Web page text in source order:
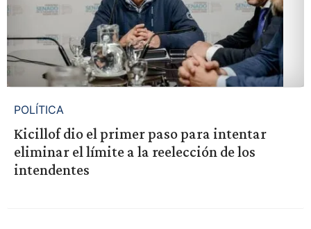
POLÍTICA
Kicillof dio el primer paso para intentar
eliminar el límite a la reelección de los
intendentes